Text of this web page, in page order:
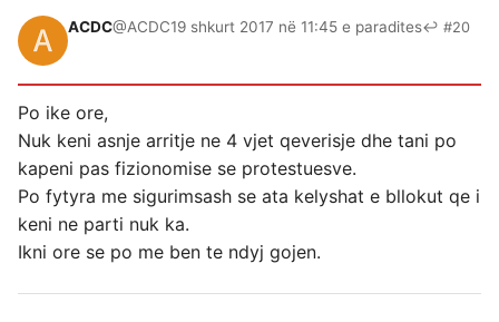
ACDC@ACDC19 shkurt 2017 në 11:45 e paradites↩ #20
Po ike ore,
Nuk keni asnje arritje ne 4 vjet qeverisje dhe tani po
kapeni pas fizionomise se protestuesve.
Po fytyra me sigurimsash se ata kelyshat e bllokut qe i
keni ne parti nuk ka.
Ikni ore se po me ben te ndyj gojen.